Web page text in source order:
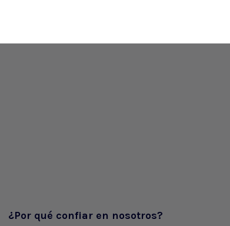
¿Por qué confiar en nosotros?